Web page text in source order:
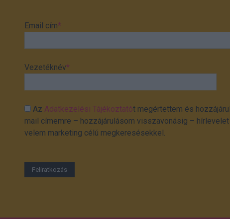
Email cím*
Vezetéknév*
AzAdatkezelési Tájékoztatót megértettem és
mail címemre – hozzájárulásom visszavonásig –
velem marketing célú megkeresésekkel.